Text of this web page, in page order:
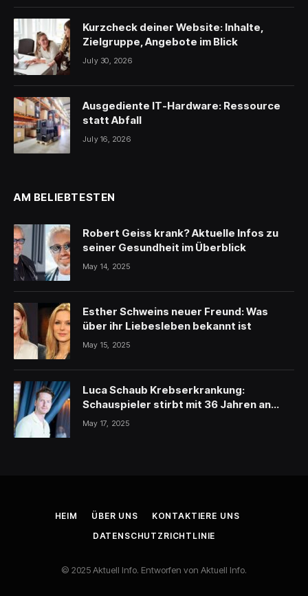
Kurzcheck deiner Website: Inhalte,
Zielgruppe, Angebote im Blick
July 30, 2026
Ausgediente IT-Hardware: Ressource
statt Abfall
July 16, 2026
AM BELIEBTESTEN
Robert Geiss krank? Aktuelle Infos zu
seiner Gesundheit im Überblick
May 14, 2025
Esther Schweins neuer Freund: Was
über ihr Liebesleben bekannt ist
May 15, 2025
Luca Schaub Krebserkrankung:
Schauspieler stirbt mit 36 Jahren an
schwerer Krankheit
May 17, 2025
HEIM ÜBER UNS
KONTAKTIERE UNS
DATENSCHUTZRICHTLINIE
© 2025 Aktuell Info. Entworfen von Aktuell Info.